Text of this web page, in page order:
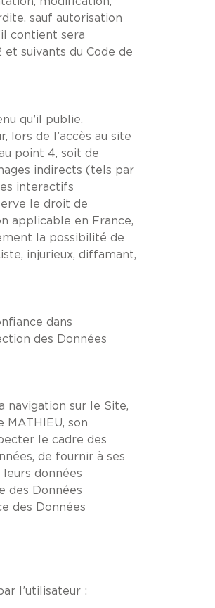
sauf autorisation
contient sera
suivants du Code de
qu’il publie.
lors de l’accès au site
point 4, soit de
indirects (tels par
interactifs
le droit de
applicable en France,
la possibilité de
injurieux, diffamant,
dans
des Données
navigation sur le Site,
son
le cadre des
de fournir à ses
données
des Données
des Données
l’utilisateur :